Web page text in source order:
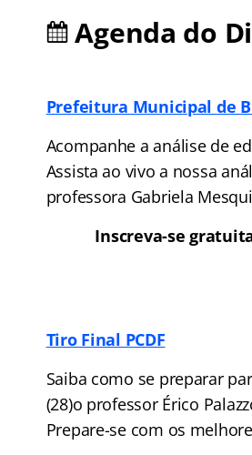
Agenda do
Prefeitura Municipal de
Acompanhe a análise de
Assista ao vivo a nossa
professora Gabriela
Inscreva-se
Tiro Final PCDF
Saiba como se preparar
(28)o professor Érico
Prepare-se com os